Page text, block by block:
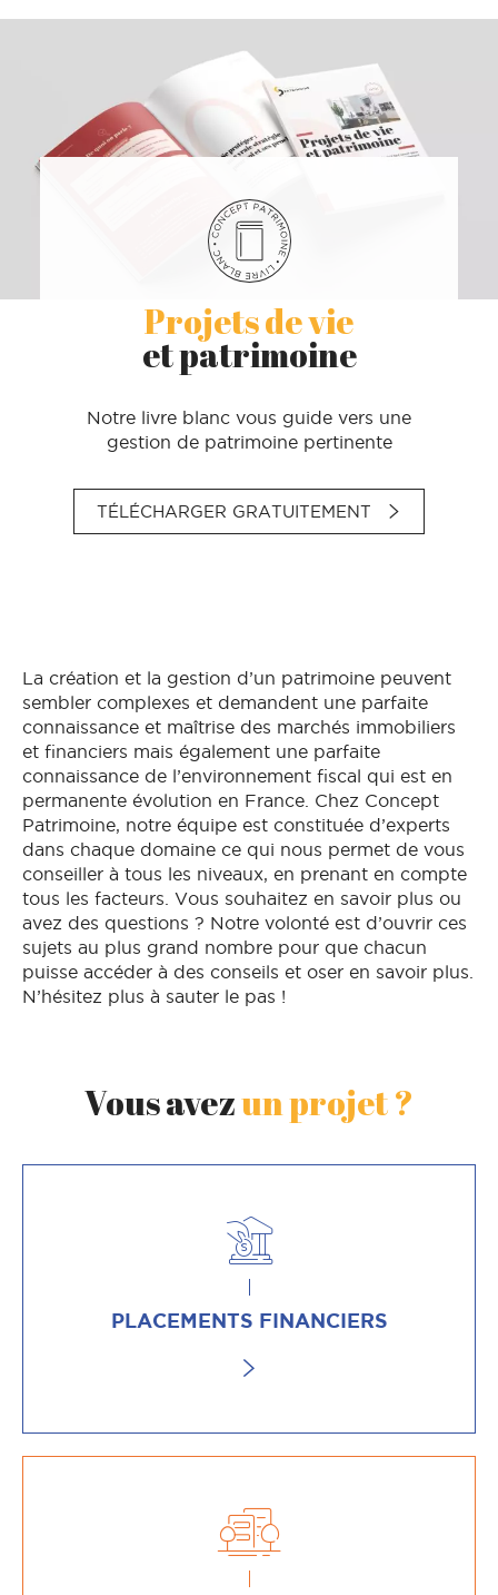
Projets de vie
et patrimoine
Notre livre blanc vous guide vers une
gestion de patrimoine pertinente
TÉLÉCHARGER GRATUITEMENT
La création et la gestion d’un patrimoine peuvent
sembler complexes et demandent une parfaite
connaissance et maîtrise des marchés immobiliers
et financiers mais également une parfaite
connaissance de l’environnement fiscal qui est en
permanente évolution en France. Chez Concept
Patrimoine, notre équipe est constituée d’experts
dans chaque domaine ce qui nous permet de vous
conseiller à tous les niveaux, en prenant en compte
tous les facteurs. Vous souhaitez en savoir plus ou
avez des questions ? Notre volonté est d’ouvrir ces
sujets au plus grand nombre pour que chacun
puisse accéder à des conseils et oser en savoir plus.
N’hésitez plus à sauter le pas !
Vous avezun projet ?
PLACEMENTS FINANCIERS